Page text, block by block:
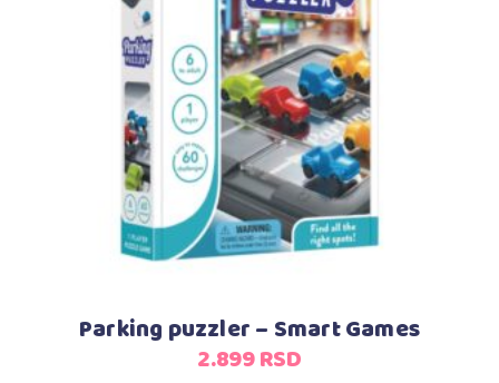
Dodaj u korpu
Parking puzzler – Smart Games
2.899RSD